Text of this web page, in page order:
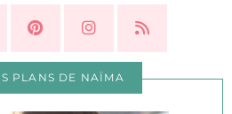
PLANS DE NAÏMA